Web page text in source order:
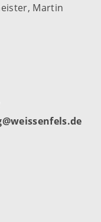
Martin